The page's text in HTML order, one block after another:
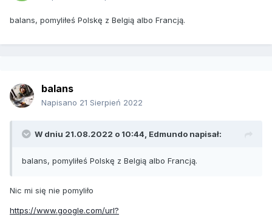
balans, pomyliłeś Polskę z Belgią albo Francją.
balans
Napisano 21 Sierpień 2022
W dniu 21.08.2022 o 10:44, Edmundo napisał:
balans, pomyliłeś Polskę z Belgią albo Francją.
Nic mi się nie pomyliło
https://www.google.com/url?